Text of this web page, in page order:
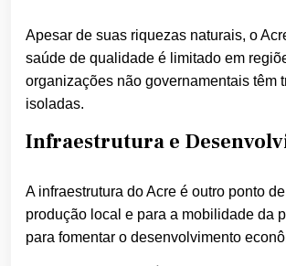
Apesar de suas riquezas naturais, o
saúde de qualidade é limitado em
organizações não governamentais têm
isoladas.
Infraestrutura e
A infraestrutura do Acre é outro ponto
produção local e para a mobilidade da
para fomentar o desenvolvimento